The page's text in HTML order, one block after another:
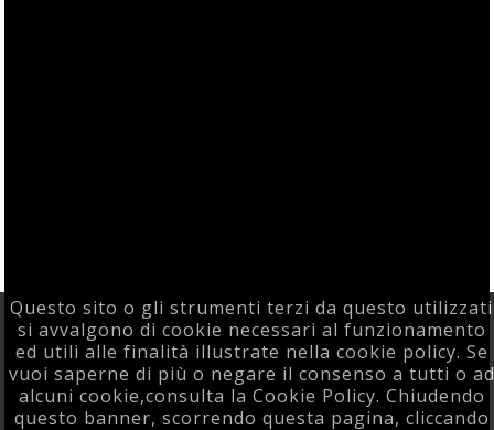
Questo sito o gli strumenti terzi da questo utilizzati
si avvalgono di cookie necessari al funzionamento
ed utili alle finalità illustrate nella cookie policy. Se
vuoi saperne di più o negare il consenso a tutti o ad
alcuni cookie,consulta la Cookie Policy. Chiudendo
questo banner, scorrendo questa pagina, cliccando